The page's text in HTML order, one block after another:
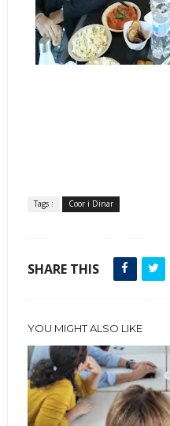
Tags : Coor i Dinar
SHARE THIS
YOU MIGHT ALSO LIKE